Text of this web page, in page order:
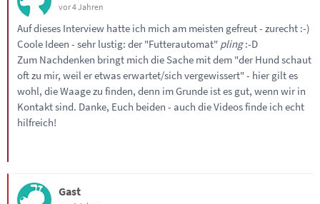
vor 4 Jahren
Auf dieses Interview hatte ich mich am meisten gefreut - zurecht :-)
Coole Ideen - sehr lustig: der "Futterautomat" pling:-D
Zum Nachdenken bringt mich die Sache mit dem "der Hund schaut
oft zu mir, weil er etwas erwartet/sich vergewissert" - hier gilt es
wohl, die Waage zu finden, denn im Grunde ist es gut, wenn wir in
Kontakt sind. Danke, Euch beiden - auch die Videos finde ich echt
hilfreich!
Gast